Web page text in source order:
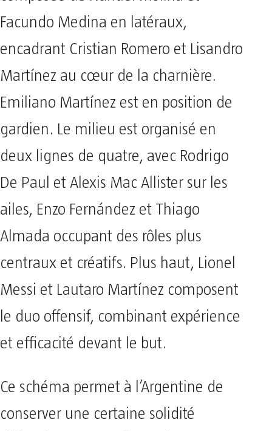
Facundo Medina en latéraux,
encadrant Cristian Romero et Lisandro
Martínez au cœur de la charnière.
Emiliano Martínez est en position de
gardien. Le milieu est organisé en
deux lignes de quatre, avec Rodrigo
De Paul et Alexis Mac Allister sur les
ailes, Enzo Fernández et Thiago
Almada occupant des rôles plus
centraux et créatifs. Plus haut, Lionel
Messi et Lautaro Martínez composent
le duo offensif, combinant expérience
et efficacité devant le but.
Ce schéma permet à l’Argentine de
conserver une certaine solidité